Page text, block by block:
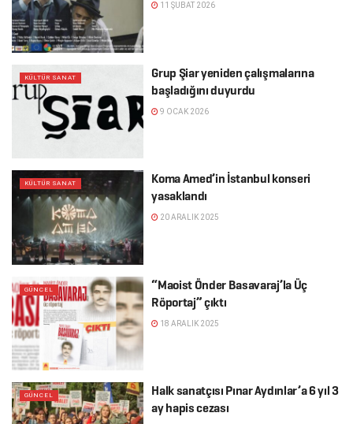
11 ŞUBAT 2026
KÜLTÜR SANAT
Grup Şiar yeniden çalışmalarına
başladığını duyurdu
9 OCAK 2026
KÜLTÜR SANAT
Koma Amed’in İstanbul konseri
yasaklandı
20 ARALIK 2025
GÜNCEL
“Maoist Önder Basavaraj’la Üç
Röportaj” çıktı
18 ARALIK 2025
GÜNCEL
Halk sanatçısı Pınar Aydınlar’a 6 yıl 3
ay hapis cezası